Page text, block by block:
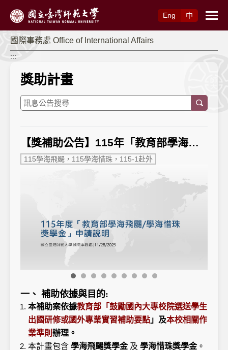
Eng
中
國際事務處 Office of International Affairs
:::
獎助計畫
【獎補助公告】115年「教育部學海飛颺/學海惜珠獎學金」申請，校級赴外申請已截止，院/系/所/雙聯赴外申請(至115.2.24)。(逾期恕不受理)
115學海飛颺，115學海惜珠，115-1赴外
一、 補助依據與目的:
本補助案依據教育部「鼓勵國內大專校院選送學生
出國研修或國外專業實習補助要點 」及本校相關作
業準則 辦理。
本計畫包含 學海飛颺獎學金及 學海惜珠獎學金。